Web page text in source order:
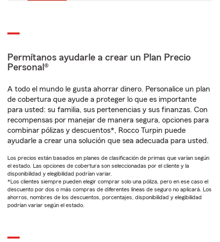
Permítanos ayudarle a crear un Plan Precio
Personal®
A todo el mundo le gusta ahorrar dinero. Personalice un plan
de cobertura que ayude a proteger lo que es importante
para usted: su familia, sus pertenencias y sus finanzas. Con
recompensas por manejar de manera segura, opciones para
combinar pólizas y descuentos*, Rocco Turpin puede
ayudarle a crear una solución que sea adecuada para usted.
Los precios están basados en planes de clasificación de primas que varían según
el estado. Las opciones de cobertura son seleccionadas por el cliente y la
disponibilidad y elegibilidad podrían variar.
*Los clientes siempre pueden elegir comprar solo una póliza, pero en ese caso el
descuento por dos o más compras de diferentes líneas de seguro no aplicará. Los
ahorros, nombres de los descuentos, porcentajes, disponibilidad y elegibilidad
podrían variar según el estado.